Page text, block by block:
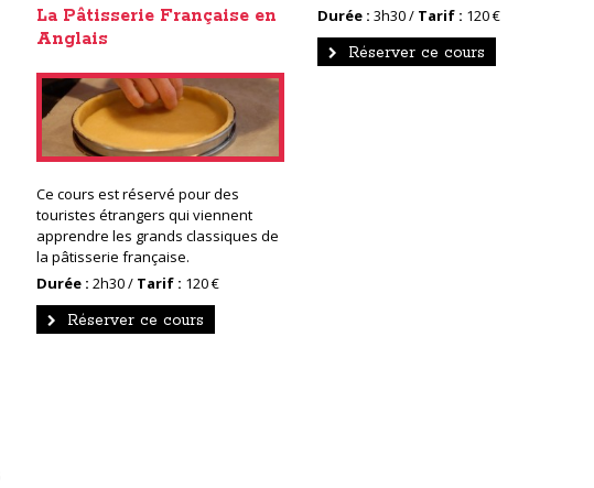
La Pâtisserie Française en
Anglais
Ce cours est réservé pour des
touristes étrangers qui viennent
apprendre les grands classiques de
la pâtisserie française.
Durée : 2h30 / Tarif : 120 €
Réserver ce cours
Durée : 3h30 / Tarif : 120 €
Réserver ce cours